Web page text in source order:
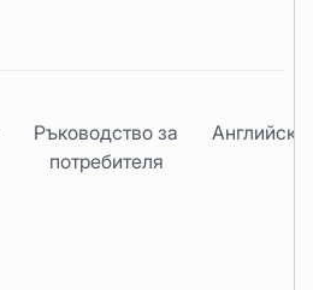
Ръководство за
потребителя
Английски